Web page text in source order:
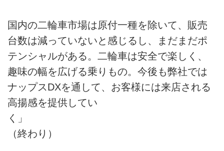
国内の二輪車市場は原付一種を除いて、販売
台数は減っていないと感じるし、まだまだポ
テンシャルがある。二輪車は安全で楽しく、
趣味の幅を広げる乗りもの。今後も弊社では
ナップスDXを通して、お客様には来店される
高揚感を提供してい
く」
（終わり）